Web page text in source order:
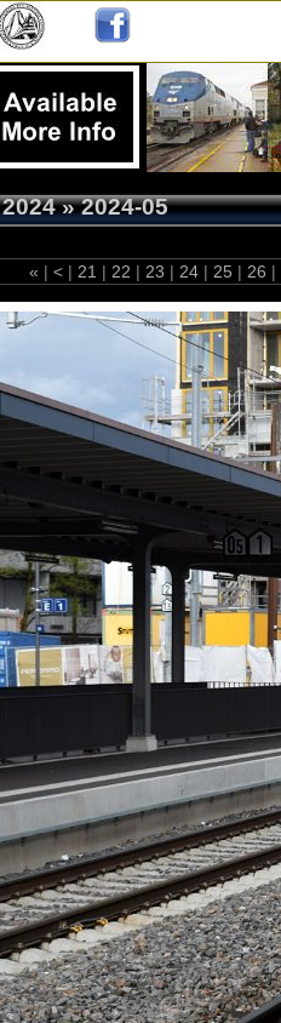
»2024-05
« | < | 21 | 22 | 23 | 24 | 25 | 26 |